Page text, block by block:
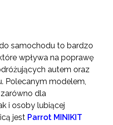
samochodu to bardzo
wpływa na poprawę
autem oraz
Polecanym modelem,
dla
i osoby lubiącej
jest Parrot MINIKIT